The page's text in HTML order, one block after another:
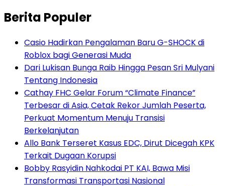
Berita Populer
Casio Hadirkan Pengalaman Baru G-SHOCK di
Roblox bagi Generasi Muda
Dari Lukisan Bunga Raib Hingga Pesan Sri Mulyani
Tentang Indonesia
Cathay FHC Gelar Forum “Climate Finance”
Terbesar di Asia, Cetak Rekor Jumlah Peserta,
Perkuat Momentum Menuju Transisi
Berkelanjutan
Allo Bank Terseret Kasus EDC, Dirut Dicegah KPK
Terkait Dugaan Korupsi
Bobby Rasyidin Nahkodai PT KAI, Bawa Misi
Transformasi Transportasi Nasional